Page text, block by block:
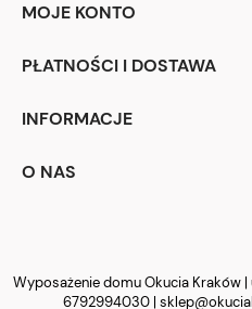
MOJE KONTO
PŁATNOŚCI I DOSTAWA
INFORMACJE
O NAS
Wyposażenie domu Okucia Kraków
6792994030 |